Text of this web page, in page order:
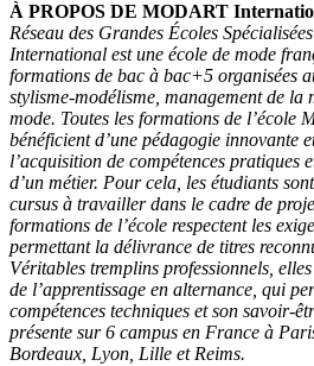
À PROPOS DE MODART
Réseau des Grandes Écoles
International est une école de mode
formations de bac à bac+5 organisées
stylisme-modélisme, management de
mode. Toutes les formations de l’école
bénéficient d’une pédagogie innovante
l’acquisition de compétences pratiques
d’un métier. Pour cela, les étudiants
cursus à travailler dans le cadre de
formations de l’école respectent les
permettant la délivrance de titres
Véritables tremplins professionnels,
de l’apprentissage en alternance, qui
compétences techniques et son savoir-
présente sur 6 campus en France à
Bordeaux, Lyon, Lille et Reims.